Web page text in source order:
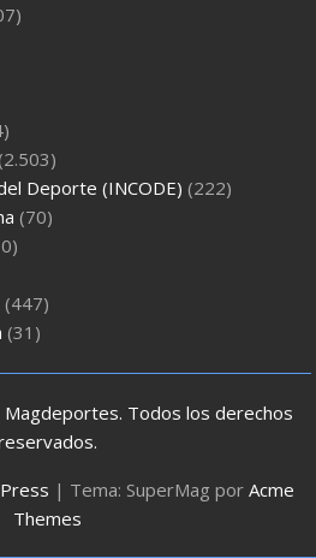
Deporte (INCODE) (222)
(70)
(447)
(31)
Todos los derechos
| Tema: SuperMag por Acme
Themes